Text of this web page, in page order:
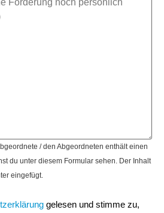
/ den Abgeordneten enthält einen
du unter diesem Formular sehen. Der Inhalt
eingefügt.
gelesen und stimme zu,